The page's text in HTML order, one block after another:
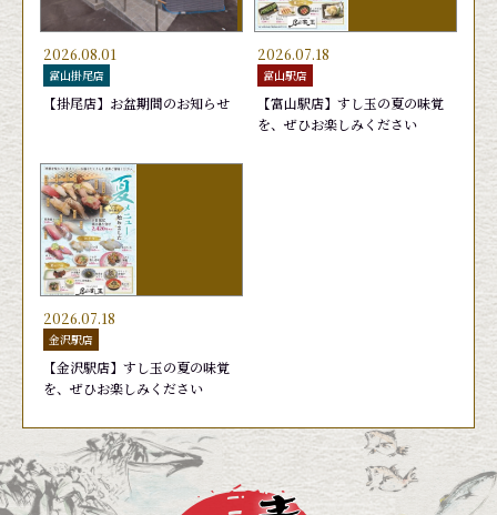
おま
おす
440円
天然
1,760円
お勧
2,090
2026.08.01
富山掛尾店
【掛尾店】お盆期間のお知らせ
2026.07.18
富山駅店
【富山駅店】すし玉の夏の味覚
を、ぜひお楽しみください
2026.07.18
金沢駅店
【金沢駅店】すし玉の夏の味覚
を、ぜひお楽しみください